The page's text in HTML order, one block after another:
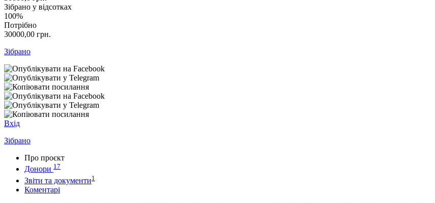
Зібрано у відсотках
100%
Потрібно
30000,00 грн.
Зібрано
Вхід
Зібрано
Про проєкт
Донори 17
Звіти та документи1
Коментарі